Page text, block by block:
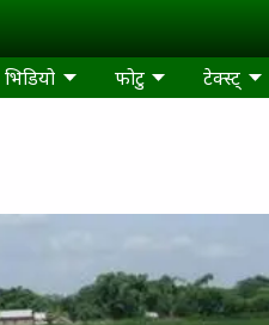
भिडियो फोटु टेक्‍स्‍ट्‍